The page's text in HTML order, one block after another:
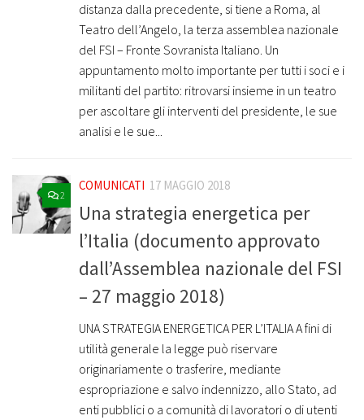
distanza dalla precedente, si tiene a Roma, al
Teatro dell’Angelo, la terza assemblea nazionale
del FSI – Fronte Sovranista Italiano. Un
appuntamento molto importante per tutti i soci e i
militanti del partito: ritrovarsi insieme in un teatro
per ascoltare gli interventi del presidente, le sue
analisi e le sue...
2
COMUNICATI 17 MAGGIO 2018
Una strategia energetica per
l’Italia (documento approvato
dall’Assemblea nazionale del FSI
– 27 maggio 2018)
UNA STRATEGIA ENERGETICA PER L’ITALIA A fini di
utilità generale la legge può riservare
originariamente o trasferire, mediante
espropriazione e salvo indennizzo, allo Stato, ad
enti pubblici o a comunità di lavoratori o di utenti